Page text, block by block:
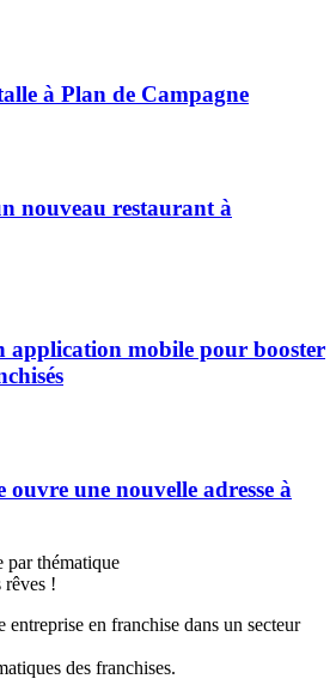
à Plan de Campagne
nouveau restaurant à
application mobile pour booster
ouvre une nouvelle adresse à
par thématique
rêves !
en franchise dans un secteur
des franchises.